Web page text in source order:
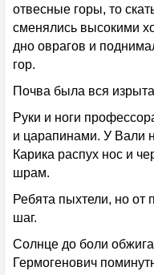
отвесные горы, то
сменялись высокими
дно оврагов и
гор.
Почва была вся
Руки и ноги
и царапинами. У Вали
Карика распух нос и
шрам.
Ребята пыхтели, но от
шаг.
Солнце до боли
Гермогенович